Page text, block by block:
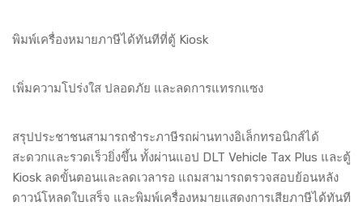
พิมพ์เครื่องหมายภาษีได้ทันทีที่ตู้ Kiosk
เพิ่มความโปร่งใส ปลอดภัย และลดการแทรกแซง
สรุปประชาชนสามารถชำระภาษีรถผ่านทางอิเล็กทรอนิกส์ได้
สะดวกและรวดเร็วยิ่งขึ้น ทั้งผ่านแอป DLT Vehicle Tax Plus และตู้
Kiosk ลดขั้นตอนและลดเวลารอ แถมสามารถตรวจสอบย้อนหลัง
ดาวน์โหลดใบเสร็จ และพิมพ์เครื่องหมายแสดงการเสียภาษีได้ทันที